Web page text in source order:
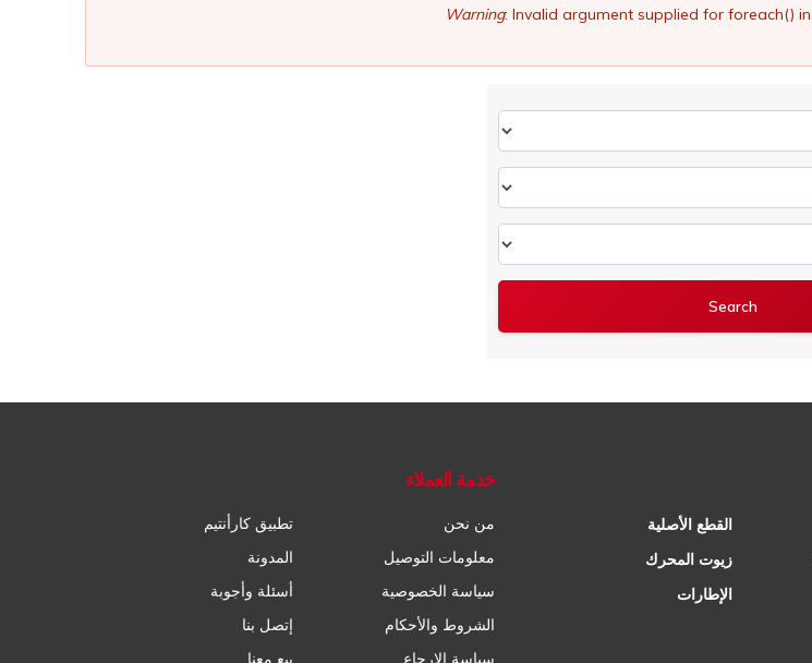
Warning: Invalid argument supplied for foreach() in
القطع الأصلية
زيوت المحرك
الإطارات
خدمة العملاء
من نحن
تطبيق كارأنتيم
معلومات التوصيل
المدونة
سياسة الخصوصية
أسئلة وأجوبة
الشروط والأحكام
إتصل بنا
سياسة الإرجاع
بيع معنا